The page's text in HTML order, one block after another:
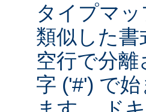
タイプマ
類似した
空行で分
字 ('#') で